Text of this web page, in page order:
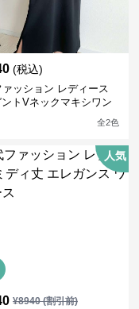
(税込)
ァッション レディース
トVネックマキシワン
全2色
人気
¥8940(割引前)